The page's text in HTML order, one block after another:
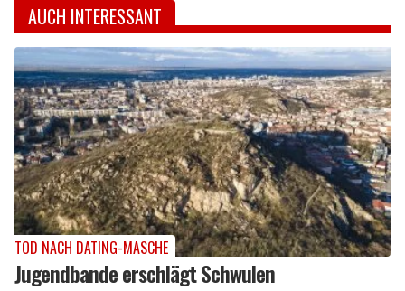
AUCH INTERESSANT
TOD NACH DATING-MASCHE
Jugendbande erschlägt Schwulen